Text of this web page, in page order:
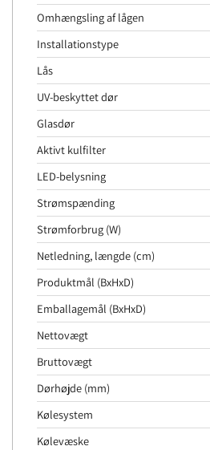
Omhængsling af lågen
Installationstype
Lås
UV-beskyttet dør
Glasdør
Aktivt kulfilter
LED-belysning
Strømspænding
Strømforbrug (W)
Netledning, længde (cm)
Produktmål (BxHxD)
Emballagemål (BxHxD)
Nettovægt
Bruttovægt
Dørhøjde (mm)
Kølesystem
Kølevæske